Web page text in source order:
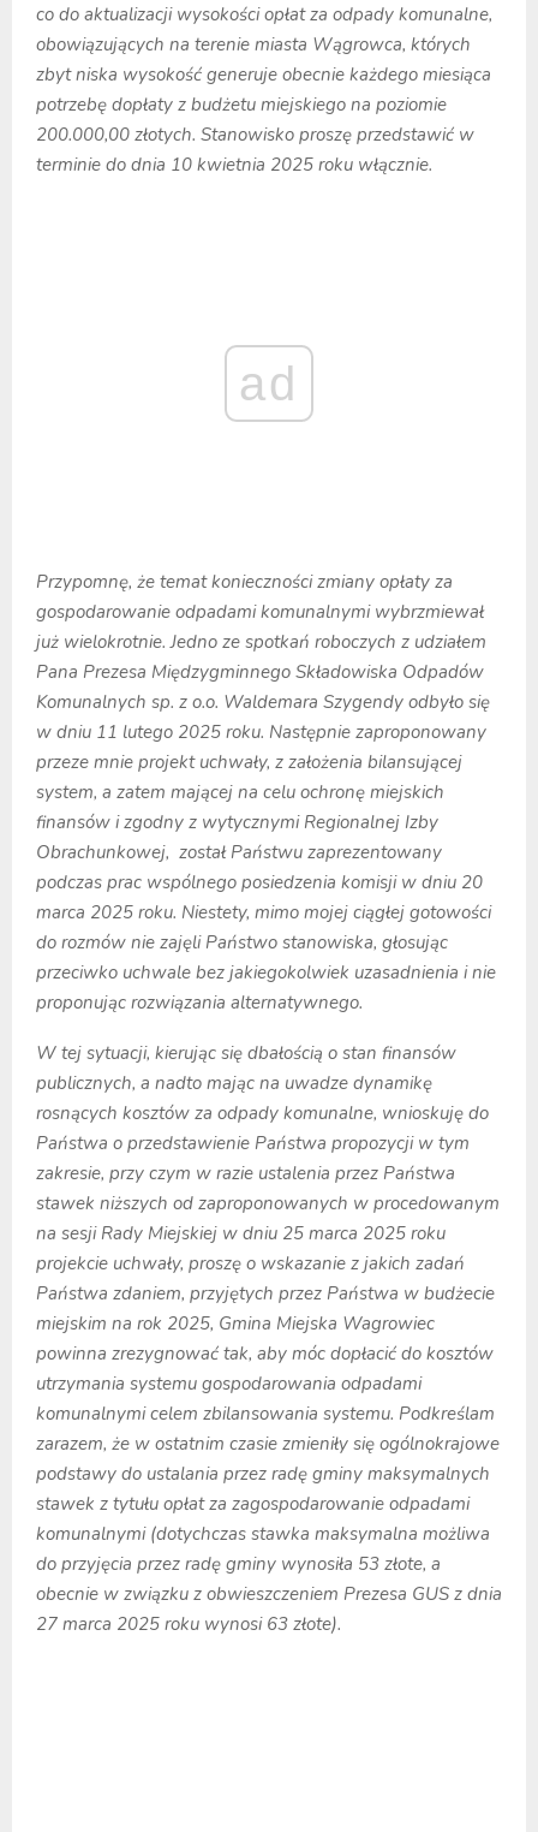
co do aktualizacji wysokości opłat za odpady komunalne,
obowiązujących na terenie miasta Wągrowca, których
zbyt niska wysokość generuje obecnie każdego miesiąca
potrzebę dopłaty z budżetu miejskiego na poziomie
200.000,00 złotych. Stanowisko proszę przedstawić w
terminie do dnia 10 kwietnia 2025 roku włącznie.
ad
Przypomnę, że temat konieczności zmiany opłaty za
gospodarowanie odpadami komunalnymi wybrzmiewał
już wielokrotnie. Jedno ze spotkań roboczych z udziałem
Pana Prezesa Międzygminnego Składowiska Odpadów
Komunalnych sp. z o.o. Waldemara Szygendy odbyło się
w dniu 11 lutego 2025 roku. Następnie zaproponowany
przeze mnie projekt uchwały, z założenia bilansującej
system, a zatem mającej na celu ochronę miejskich
finansów i zgodny z wytycznymi Regionalnej Izby
Obrachunkowej, został Państwu zaprezentowany
podczas prac wspólnego posiedzenia komisji w dniu 20
marca 2025 roku. Niestety, mimo mojej ciągłej gotowości
do rozmów nie zajęli Państwo stanowiska, głosując
przeciwko uchwale bez jakiegokolwiek uzasadnienia i nie
proponując rozwiązania alternatywnego.
W tej sytuacji, kierując się dbałością o stan finansów
publicznych, a nadto mając na uwadze dynamikę
rosnących kosztów za odpady komunalne, wnioskuję do
Państwa o przedstawienie Państwa propozycji w tym
zakresie, przy czym w razie ustalenia przez Państwa
stawek niższych od zaproponowanych w procedowanym
na sesji Rady Miejskiej w dniu 25 marca 2025 roku
projekcie uchwały, proszę o wskazanie z jakich zadań
Państwa zdaniem, przyjętych przez Państwa w budżecie
miejskim na rok 2025, Gmina Miejska Wagrowiec
powinna zrezygnować tak, aby móc dopłacić do kosztów
utrzymania systemu gospodarowania odpadami
komunalnymi celem zbilansowania systemu. Podkreślam
zarazem, że w ostatnim czasie zmieniły się ogólnokrajowe
podstawy do ustalania przez radę gminy maksymalnych
stawek z tytułu opłat za zagospodarowanie odpadami
komunalnymi (dotychczas stawka maksymalna możliwa
do przyjęcia przez radę gminy wynosiła 53 złote, a
obecnie w związku z obwieszczeniem Prezesa GUS z dnia
27 marca 2025 roku wynosi 63 złote).